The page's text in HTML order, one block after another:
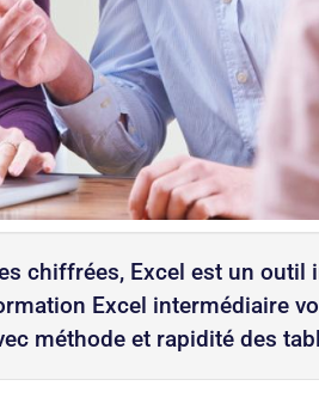
chiffrées, Excel est un outil
Excel intermédiaire
méthode et rapidité des